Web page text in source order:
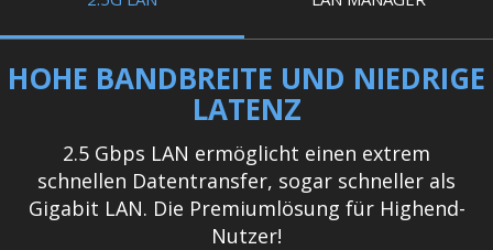
HOHE BANDBREITE UND NIEDRIGE
LATENZ
2.5 Gbps LAN ermöglicht einen extrem
schnellen Datentransfer, sogar schneller als
Gigabit LAN. Die Premiumlösung für Highend-
Nutzer!